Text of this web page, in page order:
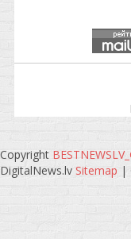
Copyright
DigitalNews.lv Sitemap |